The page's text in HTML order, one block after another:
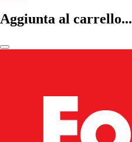
Aggiunta al carrello...